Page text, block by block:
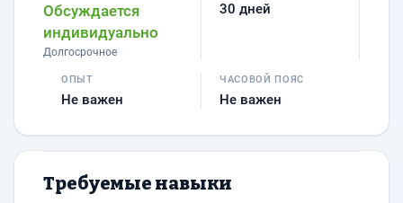
Обсуждается
индивидуально
Долгосрочное
30 дней
ОПЫТ
Не важен
ЧАСОВОЙ ПОЯС
Не важен
Требуемые навыки